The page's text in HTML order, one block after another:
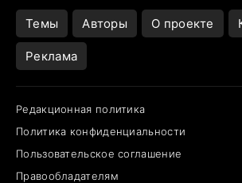
Темы Авторы О проекте
Реклама
Редакционная политика
Политика конфиденциальности
Пользовательское соглашение
Правообладателям